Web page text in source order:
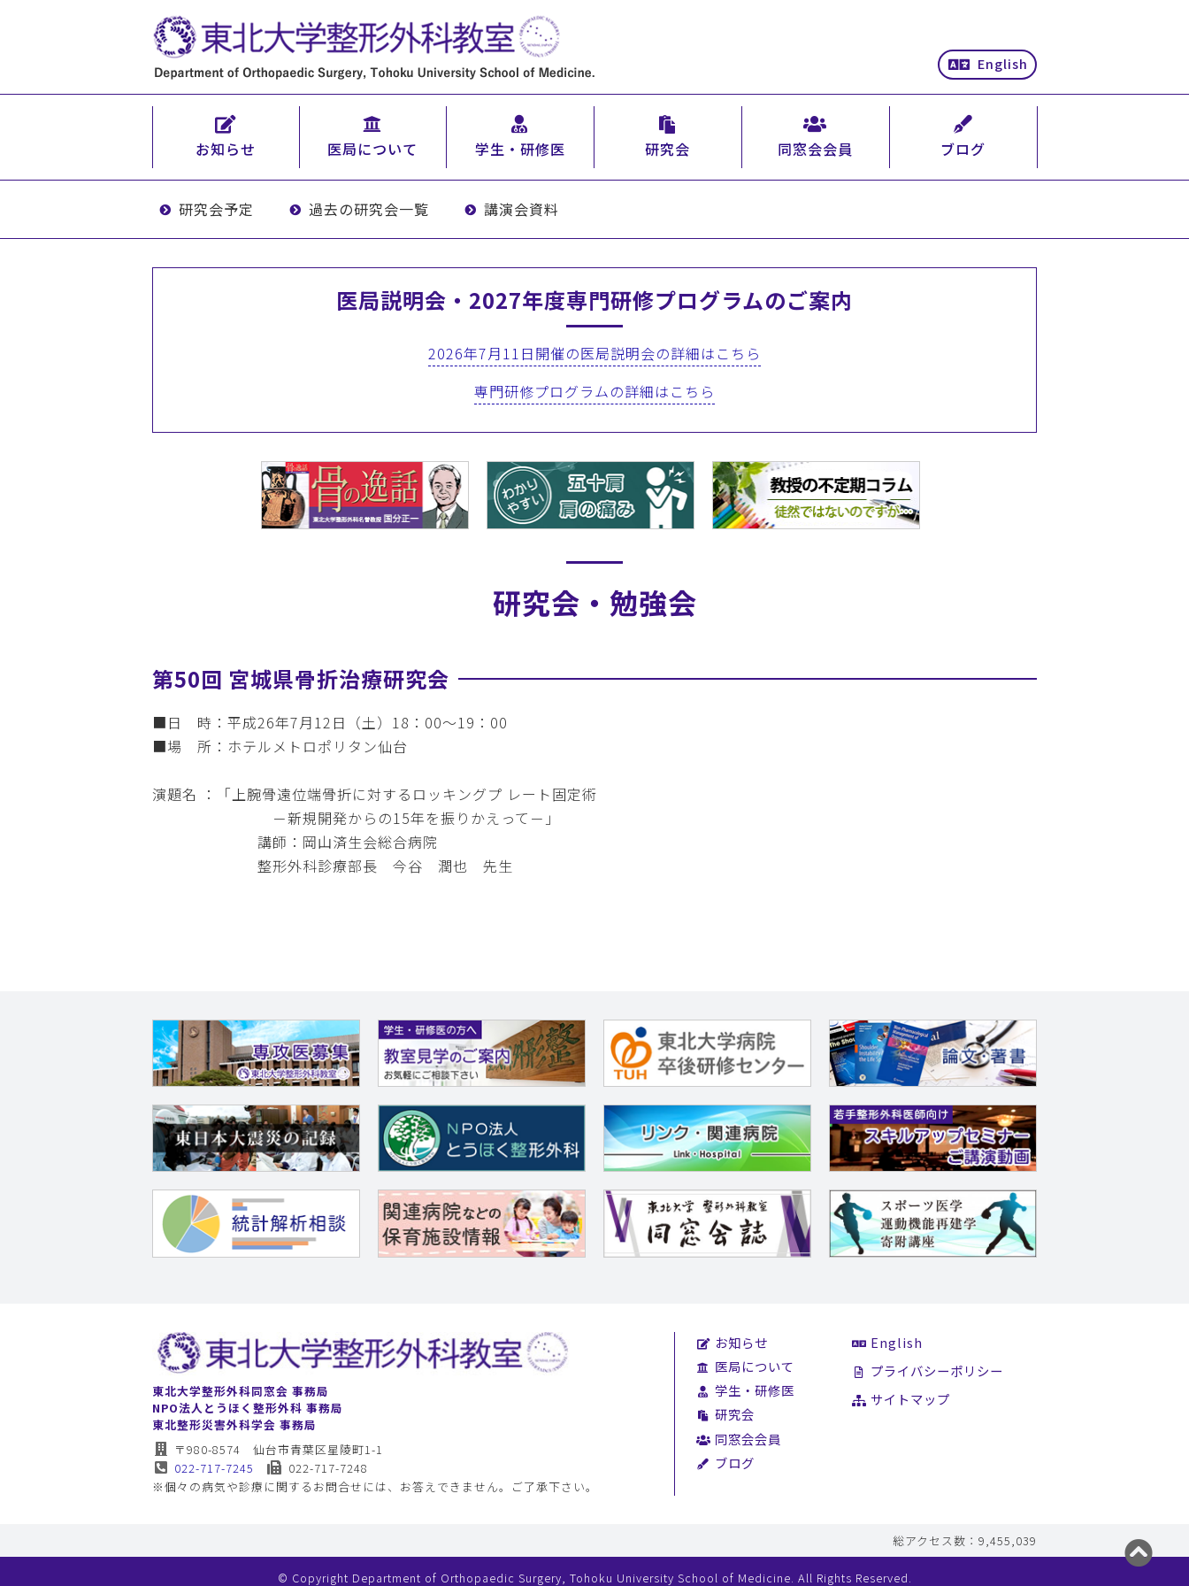
English
お知らせ 医局について 学生・研修医 研究会 同窓会会員 ブログ
研究会予定 過去の研究会一覧 講演会資料
医局説明会・2027年度専門研修プログラムのご案内
2026年7月11日開催の医局説明会の詳細はこちら
専門研修プログラムの詳細はこちら
研究会・勉強会
第50回 宮城県骨折治療研究会
■日 時：平成26年7月12日（土）18：00～19：00
■場 所：ホテルメトロポリタン仙台
演題名 ：「上腕骨遠位端骨折に対するロッキングプ レート固定術
－新規開発からの15年を振りかえって－」
講師：岡山済生会総合病院
整形外科診療部長 今谷 潤也 先生
東北大学整形外科同窓会 事務局
NPO法人とうほく整形外科 事務局
東北整形災害外科学会 事務局
〒980-8574 仙台市青葉区星陵町1-1
022-717-7245
022-717-7248
※個々の病気や診療に関するお問合せには、お答えできません。ご了承下さい。
お知らせ
医局について
学生・研修医
研究会
同窓会会員
ブログ
English
プライバシーポリシー
サイトマップ
総アクセス数：9,455,039
© Copyright Department of Orthopaedic Surgery, Tohoku University School of Medicine. All Rights Reserved.